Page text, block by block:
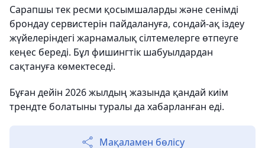
Сарапшы тек ресми қосымшаларды және сенімді
брондау сервистерін пайдалануға, сондай-ақ іздеу
жүйелеріндегі жарнамалық сілтемелерге өтпеуге
кеңес береді. Бұл фишингтік шабуылдардан
сақтануға көмектеседі.
Бұған дейін 2026 жылдың жазында қандай киім
трендте болатыны туралы да хабарланған еді.
Мақаламен бөлісу